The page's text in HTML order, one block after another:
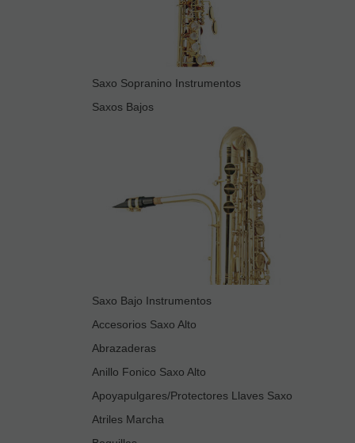
Saxo Sopranino Instrumentos
Saxos Bajos
Saxo Bajo Instrumentos
Accesorios Saxo Alto
Abrazaderas
Anillo Fonico Saxo Alto
Apoyapulgares/Protectores Llaves Saxo
Atriles Marcha